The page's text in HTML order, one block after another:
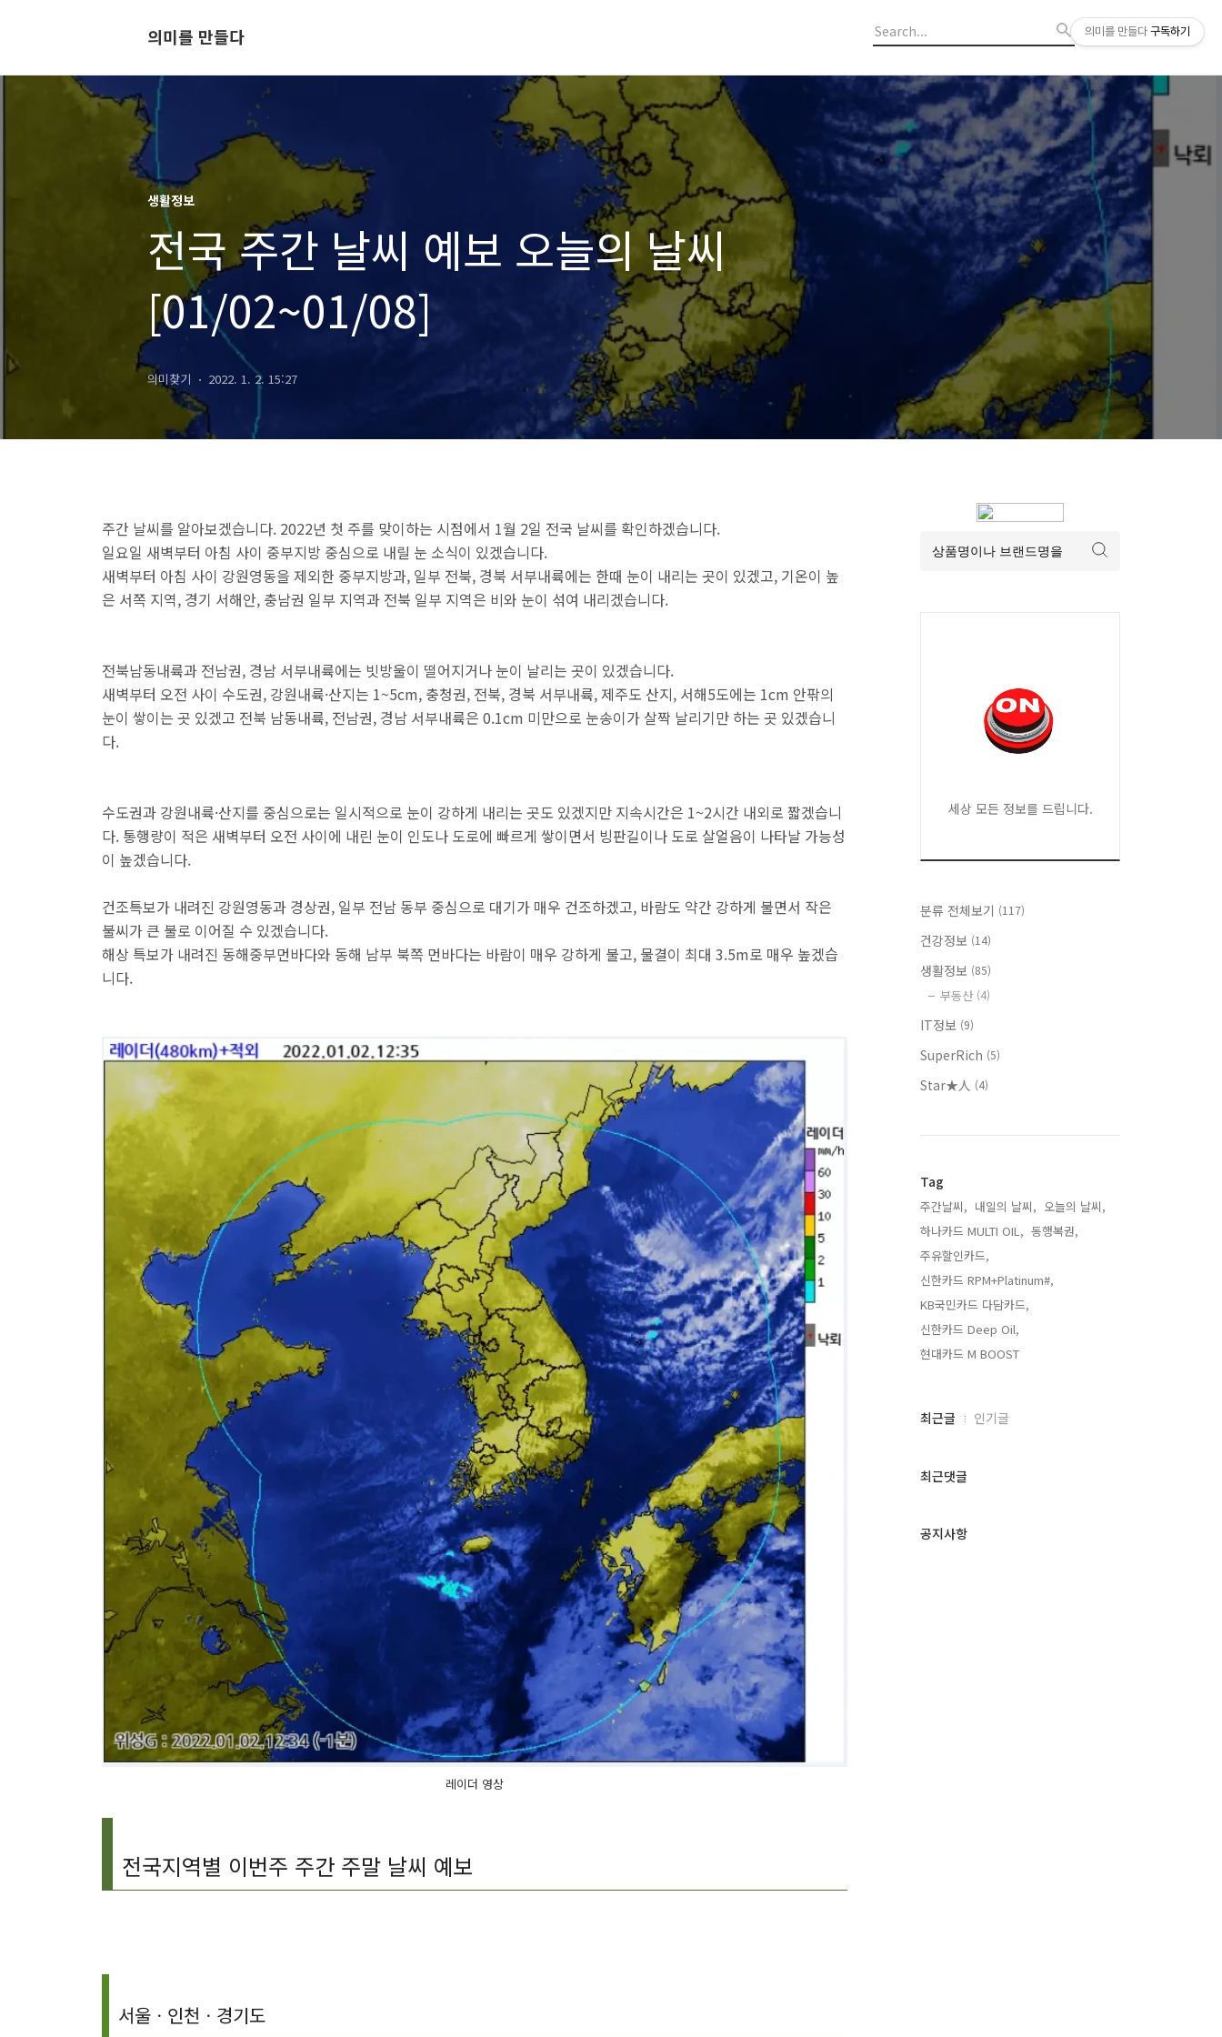
의미를 만들다
생활정보
전국 주간 날씨 예보 오늘의 날씨
[01/02~01/08]
의미찾기 2022. 1. 2. 15:27
주간 날씨를 알아보겠습니다. 2022년 첫 주를 맞이하는 시점에서 1월 2일 전국 날씨를 확인하겠습니다.
일요일 새벽부터 아침 사이 중부지방 중심으로 내릴 눈 소식이 있겠습니다.
새벽부터 아침 사이 강원영동을 제외한 중부지방과, 일부 전북, 경북 서부내륙에는 한때 눈이 내리는 곳이 있겠고, 기온이 높
은 서쪽 지역, 경기 서해안, 충남권 일부 지역과 전북 일부 지역은 비와 눈이 섞여 내리겠습니다.
전북남동내륙과 전남권, 경남 서부내륙에는 빗방울이 떨어지거나 눈이 날리는 곳이 있겠습니다.
새벽부터 오전 사이 수도권, 강원내륙·산지는 1~5cm, 충청권, 전북, 경북 서부내륙, 제주도 산지, 서해5도에는 1cm 안팎의
눈이 쌓이는 곳 있겠고 전북 남동내륙, 전남권, 경남 서부내륙은 0.1cm 미만으로 눈송이가 살짝 날리기만 하는 곳 있겠습니
다.
수도권과 강원내륙·산지를 중심으로는 일시적으로 눈이 강하게 내리는 곳도 있겠지만 지속시간은 1~2시간 내외로 짧겠습니
다. 통행량이 적은 새벽부터 오전 사이에 내린 눈이 인도나 도로에 빠르게 쌓이면서 빙판길이나 도로 살얼음이 나타날 가능성
이 높겠습니다.
건조특보가 내려진 강원영동과 경상권, 일부 전남 동부 중심으로 대기가 매우 건조하겠고, 바람도 약간 강하게 불면서 작은
불씨가 큰 불로 이어질 수 있겠습니다.
해상 특보가 내려진 동해중부먼바다와 동해 남부 북쪽 먼바다는 바람이 매우 강하게 불고, 물결이 최대 3.5m로 매우 높겠습
니다.
레이더 영상
전국지역별 이번주 주간 주말 날씨 예보
서울ㆍ인천ㆍ경기도
세상 모든 정보를 드립니다.
분류 전체보기 (117)
건강정보 (14)
생활정보 (85)
부동산 (4)
IT정보 (9)
SuperRich (5)
Star★人 (4)
Tag
주간날씨, 내일의 날씨, 오늘의 날씨,
하나카드 MULTI OIL, 동행복권,
주유할인카드,
신한카드 RPM+Platinum#,
KB국민카드 다담카드,
신한카드 Deep Oil,
현대카드 M BOOST,
최
과
글
최근글 인기글
최근댓글
공지사항
의미를 만들다 구독하기